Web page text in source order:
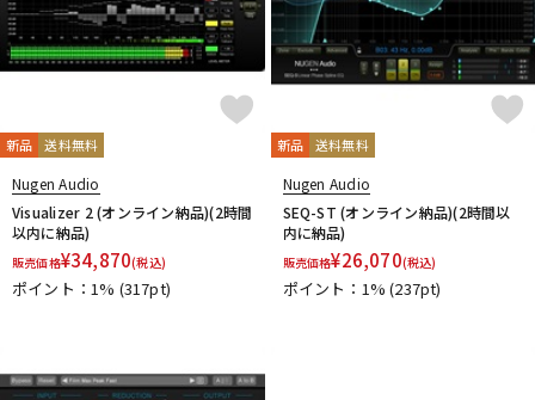
キーボード 電子ピアノ
エフェクター
DJ機器 DTM
新品 送料無料
Nugen Audio
Visualizer 2 (オンライン納品)(2時間
以内に納品)
販売価格¥34,870(税込)
ポイント：1% (317pt)
新品 送料無料
Nugen Audio
SEQ-ST (オンライン納品)(2時間以
内に納品)
販売価格¥26,070(税込)
ポイント：1%(237pt)